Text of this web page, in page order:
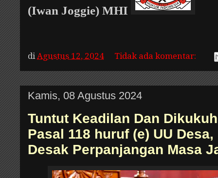
(Iwan Joggie) MHI
diAgustus 12, 2024 Tidak ada komentar:
Kamis, 08 Agustus 2024
Tuntut Keadilan Dan
Pasal 118 huruf (e) UU
Desak Perpanjangan Masa